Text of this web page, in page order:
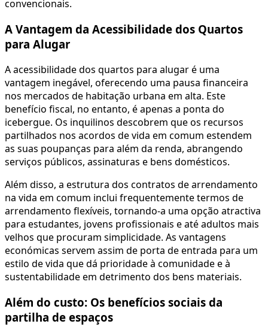
convencionais.
A Vantagem da Acessibilidade dos Quartos
para Alugar
A acessibilidade dos quartos para alugar é uma
vantagem inegável, oferecendo uma pausa financeira
nos mercados de habitação urbana em alta. Este
benefício fiscal, no entanto, é apenas a ponta do
icebergue. Os inquilinos descobrem que os recursos
partilhados nos acordos de vida em comum estendem
as suas poupanças para além da renda, abrangendo
serviços públicos, assinaturas e bens domésticos.
Além disso, a estrutura dos contratos de arrendamento
na vida em comum inclui frequentemente termos de
arrendamento flexíveis, tornando-a uma opção atractiva
para estudantes, jovens profissionais e até adultos mais
velhos que procuram simplicidade. As vantagens
económicas servem assim de porta de entrada para um
estilo de vida que dá prioridade à comunidade e à
sustentabilidade em detrimento dos bens materiais.
Além do custo: Os benefícios sociais da
partilha de espaços